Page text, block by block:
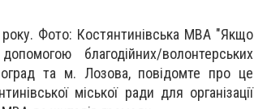
року. Фото: Костянтинівська МВА "Якщо
благодійних/волонтерських
та м. Лозова, повідомте про це
міської ради для організації